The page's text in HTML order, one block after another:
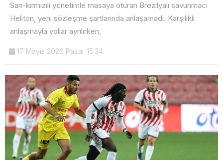
Sarı-kırmızılı yönetimle masaya oturan Brezilyalı savunmacı
Heliton, yeni sözleşme şartlarında anlaşamadı. Karşılıklı
anlaşmayla yollar ayrılırken,
17 Mayıs 2026 Pazar 15:34